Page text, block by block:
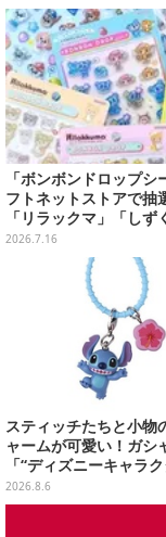
「ボンボンドロップシ
フトネットストアで抽
「リラックマ」「しず
ニ」など全12種をライ
2026.7.16
スティッチたちと小物
ャームが可愛い！ガシ
「“ディズニーキャラ
フルマルチチャーム」
2026.8.6